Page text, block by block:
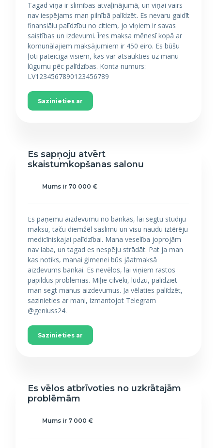
Tagad viņa ir slimības atvaļinājumā, un viņai vairs
nav iespējams man pilnībā palīdzēt. Es nevaru gaidīt
finansiālu palīdzību no citiem, jo viņiem ir savas
saistības un izdevumi. Īres maksa mēnesī kopā ar
komunālajiem maksājumiem ir 450 eiro. Es būšu
ļoti pateicīga visiem, kas var atsaukties uz manu
lūgumu pēc palīdzības. Konta numurs:
LV1234567890123456789
Sazinieties ar
Es sapņoju atvērt
skaistumkopšanas salonu
Mums ir 70 000 €
Es paņēmu aizdevumu no bankas, lai segtu studiju
maksu, taču diemžēl saslimu un visu naudu iztērēju
medicīniskajai palīdzībai. Mana veselība joprojām
nav laba, un tagad es nespēju strādāt. Pat ja man
kas notiks, manai ģimenei būs jāatmaksā
aizdevums bankai. Es nevēlos, lai viņiem rastos
papildus problēmas. Mīļie cilvēki, lūdzu, palīdziet
man segt manus aizdevumus. Ja vēlaties palīdzēt,
sazinieties ar mani, izmantojot Telegram
@geniuss24.
Sazinieties ar
Es vēlos atbrīvoties no uzkrātajām
problēmām
Mums ir 7 000 €